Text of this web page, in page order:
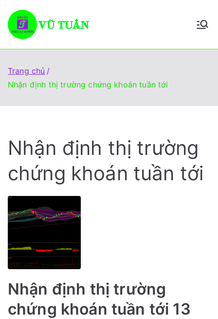
tới
nội
dung
Trang chủ
Nhận định thị trường chứng khoán tuần tới
Nhận định thị trường
chứng khoán tuần tới
Nhận định thị trường
chứng khoán tuần tới 13